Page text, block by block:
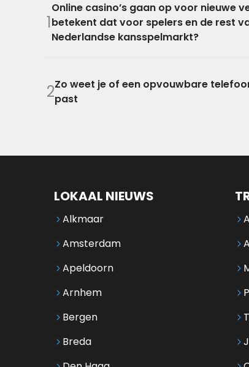
1
Online casino’s gaan op voor nieuwe
betekent dat voor spelers en de rest
Nederlandse kansspelmarkt?
2Zo weet je of een opvouwbare
past
LOKAAL NIEUWS
Alkmaar
Amsterdam
Apeldoorn
Arnhem
Bergen
Breda